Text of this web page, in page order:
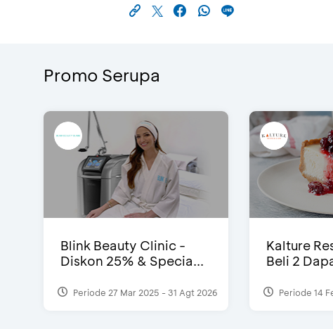
Promo Serupa
Blink Beauty Clinic -
Diskon 25% & Specia...
Periode 27 Mar 2025 - 31 Agt 2026
Kalture
Beli 2
Periode 14